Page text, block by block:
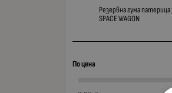
Резервна гума патерица
SPACE WAGON
По цена